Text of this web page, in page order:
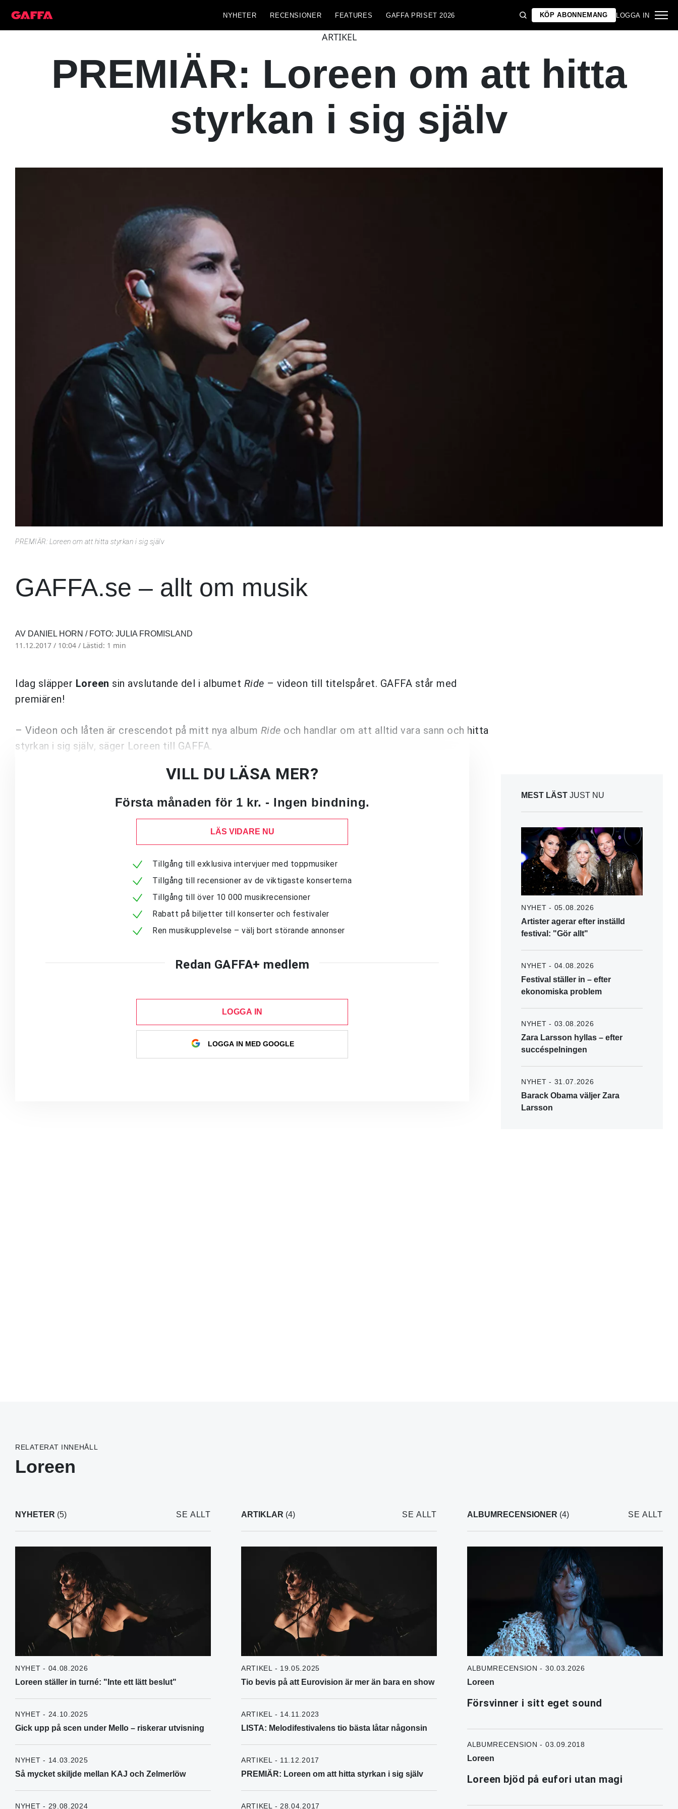
NYHETER RECENSIONER FEATURES GAFFA PRISET 2026 KÖP ABONNEMANG LOGGA IN
ARTIKEL
PREMIÄR: Loreen om att hitta
styrkan i sig själv
PREMIÄR: Loreen om att hitta styrkan i sig själv
GAFFA.se – allt om musik
AV DANIEL HORN / FOTO: JULIA FROMISLAND
11.12.2017 / 10:04 / Lästid: 1 min
Idag släpper Loreen sin avslutande del i albumet Ride – videon till titelspåret. GAFFA står med
premiären!
– Videon och låten är crescendot på mitt nya album Ride och handlar om att alltid vara sann och hitta
styrkan i sig själv, säger Loreen till GAFFA.
VILL DU LÄSA MER?
Första månaden för 1 kr. - Ingen bindning.
LÄS VIDARE NU
Tillgång till exklusiva intervjuer med toppmusiker
Tillgång till recensioner av de viktigaste konserterna
Tillgång till över 10 000 musikrecensioner
Rabatt på biljetter till konserter och festivaler
Ren musikupplevelse – välj bort störande annonser
Redan GAFFA+ medlem
LOGGA IN
LOGGA IN MED GOOGLE
MEST LÄST JUST NU
NYHET - 05.08.2026
Artister agerar efter inställd
festival: "Gör allt"
NYHET - 04.08.2026
Festival ställer in – efter
ekonomiska problem
NYHET - 03.08.2026
Zara Larsson hyllas – efter
succéspelningen
NYHET - 31.07.2026
Barack Obama väljer Zara
Larsson
RELATERAT INNEHÅLL
Loreen
NYHETER (5) SE ALLT
NYHET - 04.08.2026
Loreen ställer in turné: "Inte ett lätt beslut"
NYHET - 24.10.2025
Gick upp på scen under Mello – riskerar utvisning
NYHET - 14.03.2025
Så mycket skiljde mellan KAJ och Zelmerlöw
NYHET - 29.08.2024
ARTIKLAR (4) SE ALLT
ARTIKEL - 19.05.2025
Tio bevis på att Eurovision är mer än bara en show
ARTIKEL - 14.11.2023
LISTA: Melodifestivalens tio bästa låtar någonsin
ARTIKEL - 11.12.2017
PREMIÄR: Loreen om att hitta styrkan i sig själv
ARTIKEL - 28.04.2017
ALBUMRECENSIONER (4) SE ALLT
ALBUMRECENSION - 30.03.2026
Loreen
Försvinner i sitt eget sound
ALBUMRECENSION - 03.09.2018
Loreen
Loreen bjöd på eufori utan magi